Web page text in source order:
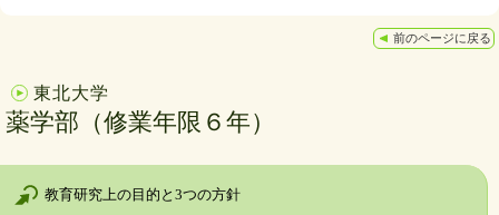
前のページに戻る
東北大学
薬学部（修業年限６年）
教育研究上の目的と3つの方針